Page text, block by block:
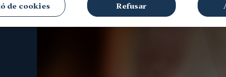
de cookies Refusar